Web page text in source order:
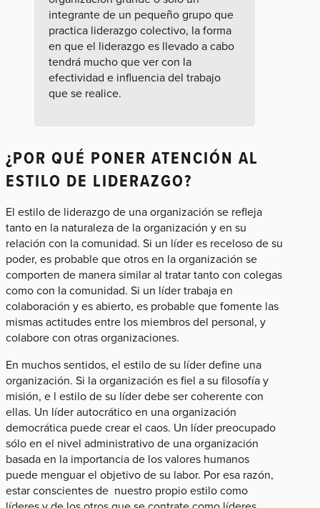
integrante de un pequeño grupo que
practica liderazgo colectivo, la forma
en que el liderazgo es llevado a cabo
tendrá mucho que ver con la
efectividad e influencia del trabajo
que se realice.
¿POR QUÉ PONER ATENCIÓN AL
ESTILO DE LIDERAZGO?
El estilo de liderazgo de una organización se refleja
tanto en la naturaleza de la organización y en su
relación con la comunidad. Si un líder es receloso de su
poder, es probable que otros en la organización se
comporten de manera similar al tratar tanto con colegas
como con la comunidad. Si un líder trabaja en
colaboración y es abierto, es probable que fomente las
mismas actitudes entre los miembros del personal, y
colabore con otras organizaciones.
En muchos sentidos, el estilo de su líder define una
organización. Si la organización es fiel a su filosofía y
misión, e l estilo de su líder debe ser coherente con
ellas. Un líder autocrático en una organización
democrática puede crear el caos. Un líder preocupado
sólo en el nivel administrativo de una organización
basada en la importancia de los valores humanos
puede menguar el objetivo de su labor. Por esa razón,
estar conscientes de nuestro propio estilo como